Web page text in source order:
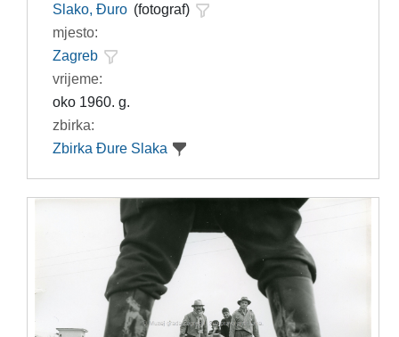
Slako, Đuro (fotograf)
mjesto:
Zagreb
vrijeme:
oko 1960. g.
zbirka:
Zbirka Đure Slaka